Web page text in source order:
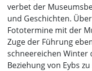
verbet der
und Geschichten.
Fototermine mit der
Zuge der Führung
schneereichen Winter
Beziehung von Eybs